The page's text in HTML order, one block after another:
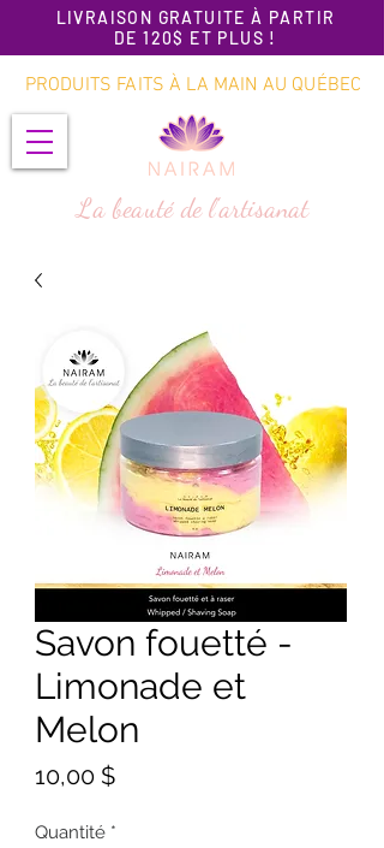
LIVRAISON GRATUITE À PARTIR
DE 120$ ET PLUS !
La beauté de l'artisanat
PRODUITS FAITS À LA MAIN AU QUÉBEC
Savon fouetté -
Limonade et
Melon
10,00 $Prix
Quantité *